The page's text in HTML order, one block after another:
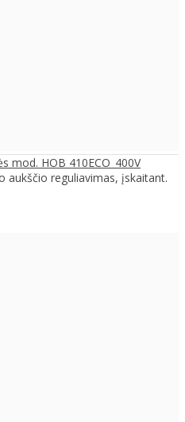
mod. HOB 410ECO_400V
aukščio reguliavimas, įskaitant.